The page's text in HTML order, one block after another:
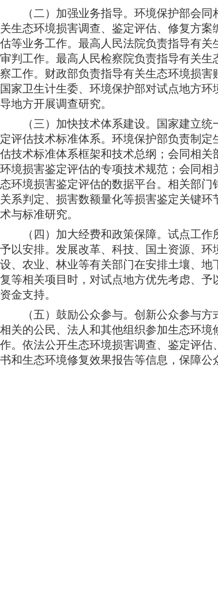
（二）加强业务指导。环境保护部会同
关生态环境损害调查、鉴定评估、修复方案
估等业务工作。最高人民法院负责指导有关
审判工作。最高人民检察院负责指导有关生
察工作。财政部负责指导有关生态环境损害
国家卫生计生委、环境保护部对试点地方环
导地方开展调查研究。
（三）加快技术体系建设。国家建立统
定评估技术标准体系。环境保护部负责制定
估技术标准体系框架和技术总纲；会同相关
环境损害鉴定评估的专项技术规范；会同相
态环境损害鉴定评估的数据平台。相关部门
关系判定、损害数额量化等损害鉴定关键环
术与标准研究。
（四）加大经费和政策保障。试点工作
予以安排。发展改革、科技、国土资源、环
设、农业、林业等有关部门在安排土壤、地
复等相关项目时，对试点地方优先考虑、予
资金支持。
（五）鼓励公众参与。创新公众参与方
相关的公民、法人和其他组织参加生态环境
作。依法公开生态环境损害调查、鉴定评估
书和生态环境修复效果报告等信息，保障公